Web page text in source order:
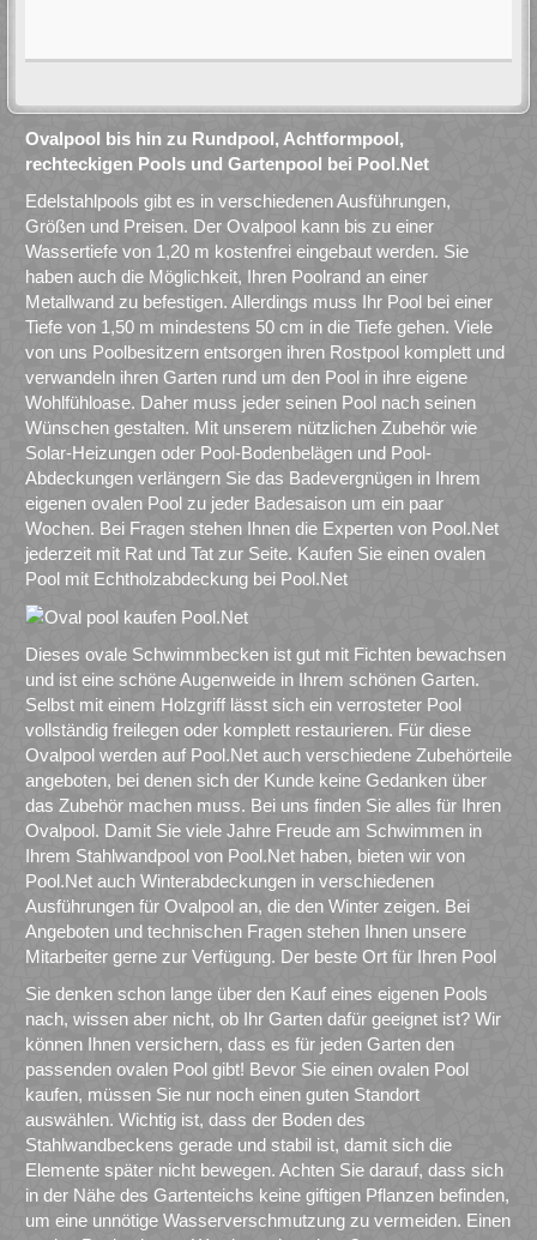
Ovalpool bis hin zu Rundpool, Achtformpool,
rechteckigen Pools und Gartenpool bei Pool.Net
Edelstahlpools gibt es in verschiedenen Ausführungen,
Größen und Preisen. Der Ovalpool kann bis zu einer
Wassertiefe von 1,20 m kostenfrei eingebaut werden. Sie
haben auch die Möglichkeit, Ihren Poolrand an einer
Metallwand zu befestigen. Allerdings muss Ihr Pool bei einer
Tiefe von 1,50 m mindestens 50 cm in die Tiefe gehen. Viele
von uns Poolbesitzern entsorgen ihren Rostpool komplett und
verwandeln ihren Garten rund um den Pool in ihre eigene
Wohlfühloase. Daher muss jeder seinen Pool nach seinen
Wünschen gestalten. Mit unserem nützlichen Zubehör wie
Solar-Heizungen oder Pool-Bodenbelägen und Pool-
Abdeckungen verlängern Sie das Badevergnügen in Ihrem
eigenen ovalen Pool zu jeder Badesaison um ein paar
Wochen. Bei Fragen stehen Ihnen die Experten von Pool.Net
jederzeit mit Rat und Tat zur Seite. Kaufen Sie einen ovalen
Pool mit Echtholzabdeckung bei Pool.Net
Dieses ovale Schwimmbecken ist gut mit Fichten bewachsen
und ist eine schöne Augenweide in Ihrem schönen Garten.
Selbst mit einem Holzgriff lässt sich ein verrosteter Pool
vollständig freilegen oder komplett restaurieren. Für diese
Ovalpool werden auf Pool.Net auch verschiedene Zubehörteile
angeboten, bei denen sich der Kunde keine Gedanken über
das Zubehör machen muss. Bei uns finden Sie alles für Ihren
Ovalpool. Damit Sie viele Jahre Freude am Schwimmen in
Ihrem Stahlwandpool von Pool.Net haben, bieten wir von
Pool.Net auch Winterabdeckungen in verschiedenen
Ausführungen für Ovalpool an, die den Winter zeigen. Bei
Angeboten und technischen Fragen stehen Ihnen unsere
Mitarbeiter gerne zur Verfügung. Der beste Ort für Ihren Pool
Sie denken schon lange über den Kauf eines eigenen Pools
nach, wissen aber nicht, ob Ihr Garten dafür geeignet ist? Wir
können Ihnen versichern, dass es für jeden Garten den
passenden ovalen Pool gibt! Bevor Sie einen ovalen Pool
kaufen, müssen Sie nur noch einen guten Standort
auswählen. Wichtig ist, dass der Boden des
Stahlwandbeckens gerade und stabil ist, damit sich die
Elemente später nicht bewegen. Achten Sie darauf, dass sich
in der Nähe des Gartenteichs keine giftigen Pflanzen befinden,
um eine unnötige Wasserverschmutzung zu vermeiden. Einen